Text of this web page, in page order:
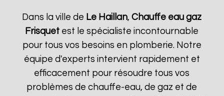
Dans la ville de Le Haillan,Chauffe eau gaz
Frisquet est le spécialiste incontournable
pour tous vos besoins en plomberie. Notre
équipe d'experts intervient rapidement et
efficacement pour résoudre tous vos
problèmes de chauffe-eau, de gaz et de